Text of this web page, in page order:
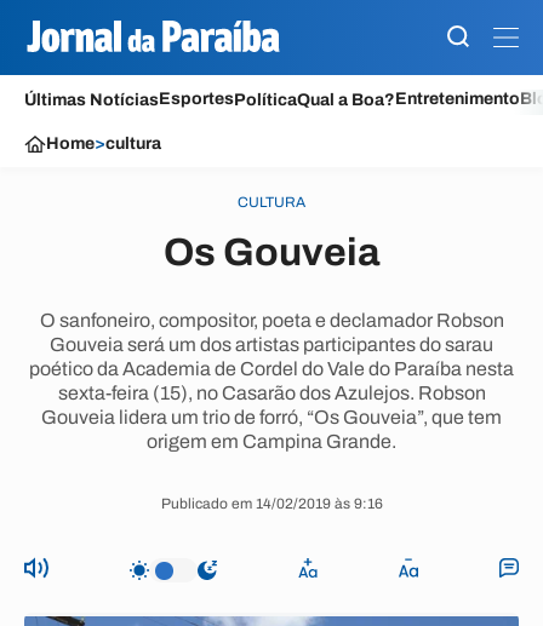
Últimas NotíciasEsportesPolíticaQual a Boa?Entretenimento
Home>cultura
CULTURA
Os Gouveia
O sanfoneiro, compositor, poeta e declamador Robson
Gouveia será um dos artistas participantes do sarau
poético da Academia de Cordel do Vale do Paraíba nesta
sexta-feira (15), no Casarão dos Azulejos. Robson
Gouveia lidera um trio de forró, “Os Gouveia”, que tem
origem em Campina Grande.
Publicado em 14/02/2019 às 9:16